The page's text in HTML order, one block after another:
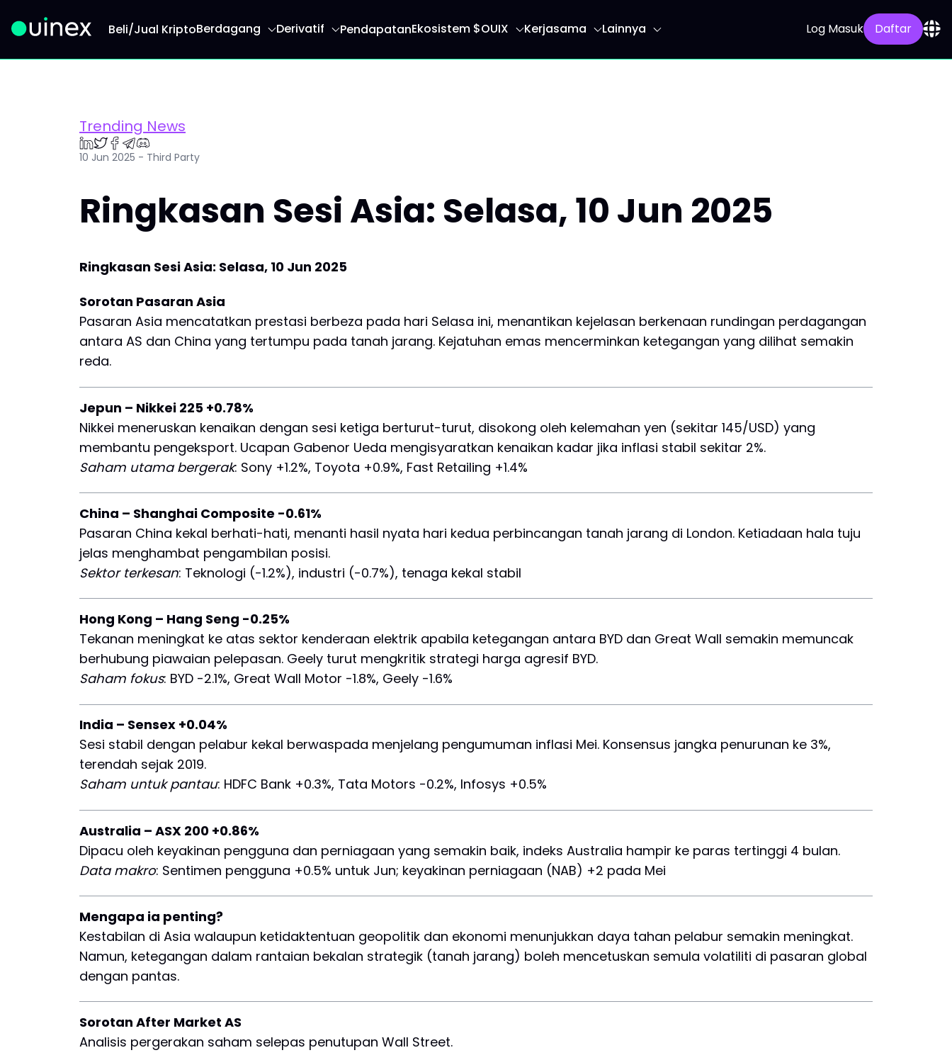
Beli/Jual KriptoBerdagang Derivatif PendapatanEkosistem $OUIX Kerjasama Lainnya Log Masuk Daftar
Trending News
10 Jun 2025 - Third Party
Ringkasan Sesi Asia: Selasa, 10 Jun 2025
Ringkasan Sesi Asia: Selasa, 10 Jun 2025
Sorotan Pasaran Asia
Pasaran Asia mencatatkan prestasi berbeza pada hari Selasa ini, menantikan kejelasan berkenaan rundingan perdagangan
antara AS dan China yang tertumpu pada tanah jarang. Kejatuhan emas mencerminkan ketegangan yang dilihat semakin
reda.
Jepun – Nikkei 225 +0.78%
Nikkei meneruskan kenaikan dengan sesi ketiga berturut-turut, disokong oleh kelemahan yen (sekitar 145/USD) yang
membantu pengeksport. Ucapan Gabenor Ueda mengisyaratkan kenaikan kadar jika inflasi stabil sekitar 2%.
Saham utama bergerak: Sony +1.2%, Toyota +0.9%, Fast Retailing +1.4%
China – Shanghai Composite -0.61%
Pasaran China kekal berhati-hati, menanti hasil nyata hari kedua perbincangan tanah jarang di London. Ketiadaan hala tuju
jelas menghambat pengambilan posisi.
Sektor terkesan: Teknologi (-1.2%), industri (-0.7%), tenaga kekal stabil
Hong Kong – Hang Seng -0.25%
Tekanan meningkat ke atas sektor kenderaan elektrik apabila ketegangan antara BYD dan Great Wall semakin memuncak
berhubung piawaian pelepasan. Geely turut mengkritik strategi harga agresif BYD.
Saham fokus: BYD -2.1%, Great Wall Motor -1.8%, Geely -1.6%
India – Sensex +0.04%
Sesi stabil dengan pelabur kekal berwaspada menjelang pengumuman inflasi Mei. Konsensus jangka penurunan ke 3%,
terendah sejak 2019.
Saham untuk pantau: HDFC Bank +0.3%, Tata Motors -0.2%, Infosys +0.5%
Australia – ASX 200 +0.86%
Dipacu oleh keyakinan pengguna dan perniagaan yang semakin baik, indeks Australia hampir ke paras tertinggi 4 bulan.
Data makro: Sentimen pengguna +0.5% untuk Jun; keyakinan perniagaan (NAB) +2 pada Mei
Mengapa ia penting?
Kestabilan di Asia walaupun ketidaktentuan geopolitik dan ekonomi menunjukkan daya tahan pelabur semakin meningkat.
Namun, ketegangan dalam rantaian bekalan strategik (tanah jarang) boleh mencetuskan semula volatiliti di pasaran global
dengan pantas.
Sorotan After Market AS
Analisis pergerakan saham selepas penutupan Wall Street.